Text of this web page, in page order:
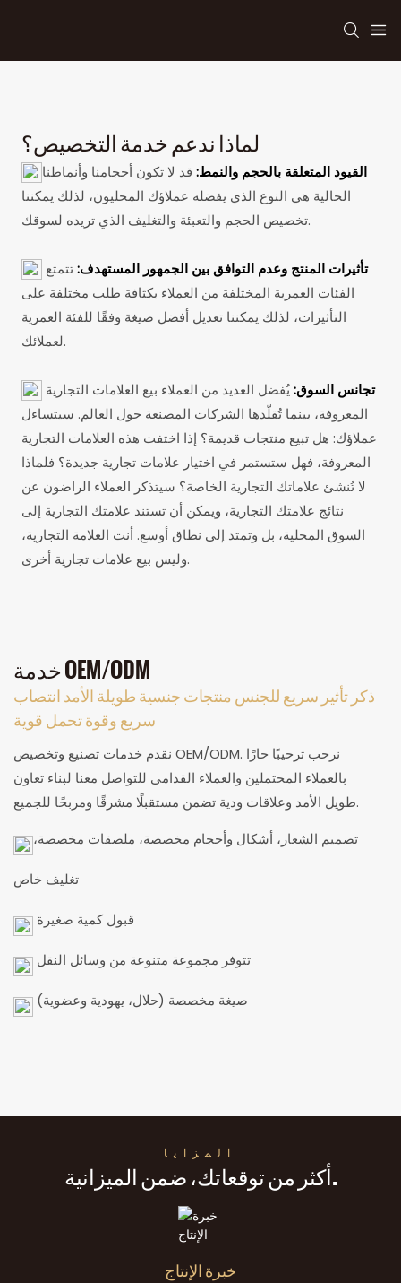
لماذا ندعم خدمة التخصيص؟
القيود المتعلقة بالحجم والنمط: قد لا تكون أحجامنا وأنماطنا
الحالية هي النوع الذي يفضله عملاؤك المحليون، لذلك يمكننا
تخصيص الحجم والتعبئة والتغليف الذي تريده لسوقك.
تأثيرات المنتج وعدم التوافق بين الجمهور المستهدف:تتمتع
الفئات العمرية المختلفة من العملاء بكثافة طلب مختلفة على
التأثيرات، لذلك يمكننا تعديل أفضل صيغة وفقًا للفئة العمرية
لعملائك.
تجانس السوق:يُفضل العديد من العملاء بيع العلامات التجارية
المعروفة، بينما تُقلّدها الشركات المصنعة حول العالم. سيتساءل
عملاؤك: هل تبيع منتجات قديمة؟ إذا اختفت هذه العلامات التجارية
المعروفة، فهل ستستمر في اختيار علامات تجارية جديدة؟ فلماذا
لا تُنشئ علاماتك التجارية الخاصة؟ سيتذكر العملاء الراضون عن
نتائج علامتك التجارية، ويمكن أن تستند علامتك التجارية إلى
السوق المحلية، بل وتمتد إلى نطاق أوسع. أنت العلامة التجارية،
وليس بيع علامات تجارية أخرى.
خدمة OEM/ODM
ذكر تأثير سريع للجنس منتجات جنسية طويلة الأمد انتصاب
سريع وقوة تحمل قوية
نقدم خدمات تصنيع وتخصيص OEM/ODM. نرحب ترحيبًا حارًا
بالعملاء المحتملين والعملاء القدامى للتواصل معنا لبناء تعاون
طويل الأمد وعلاقات ودية تضمن مستقبلًا مشرقًا ومربحًا للجميع.
تصميم الشعار، أشكال وأحجام مخصصة، ملصقات مخصصة،
تغليف خاص
قبول كمية صغيرة
تتوفر مجموعة متنوعة من وسائل النقل
صيغة مخصصة (حلال، يهودية وعضوية)
المزايا
أكثر من توقعاتك، ضمن الميزانية.
خبرة الإنتاج